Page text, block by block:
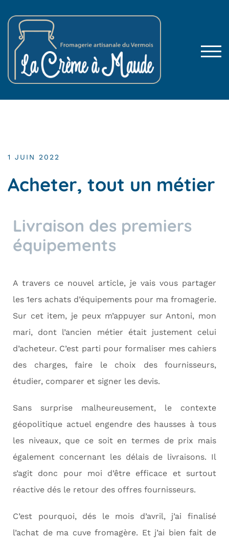
1 JUIN 2022
Acheter, tout un métier
Livraison des premiers
équipements
A travers ce nouvel article, je vais vous partager
les 1ers achats d’équipements pour ma fromagerie.
Sur cet item, je peux m’appuyer sur Antoni, mon
mari, dont l’ancien métier était justement celui
d’acheteur. C’est parti pour formaliser mes cahiers
des charges, faire le choix des fournisseurs,
étudier, comparer et signer les devis.
Sans surprise malheureusement, le contexte
géopolitique actuel engendre des hausses à tous
les niveaux, que ce soit en termes de prix mais
également concernant les délais de livraisons. Il
s’agit donc pour moi d’être efficace et surtout
réactive dés le retour des offres fournisseurs.
C’est pourquoi, dés le mois d’avril, j’ai finalisé
l’achat de ma cuve fromagère. Et j’ai bien fait de